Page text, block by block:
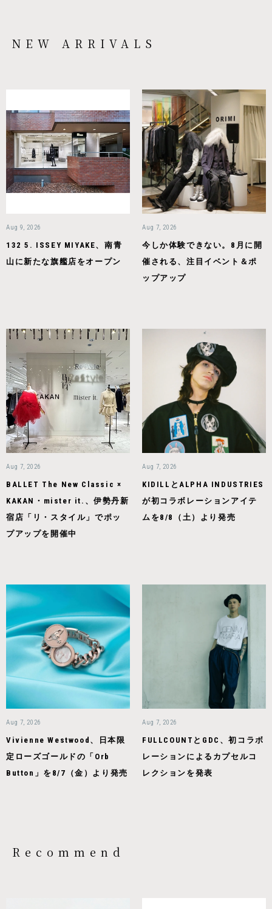
NEW ARRIVALS
Aug 9, 2026
132 5. ISSEY MIYAKE、南青
山に新たな旗艦店をオープン
Aug 7, 2026
今しか体験できない。8月に開
催される、注目イベント＆ポ
ップアップ
Aug 7, 2026
BALLET The New Classic ×
KAKAN・mister it.、伊勢丹新
宿店「リ・スタイル」でポッ
プアップを開催中
Aug 7, 2026
KIDILLとALPHA INDUSTRIES
が初コラボレーションアイテ
ムを8/8（土）より発売
Aug 7, 2026
Vivienne Westwood、日本限
定ローズゴールドの「Orb
Button」を8/7（金）より発売
Aug 7, 2026
FULLCOUNTとGDC、初コラボ
レーションによるカプセルコ
レクションを発表
Recommend